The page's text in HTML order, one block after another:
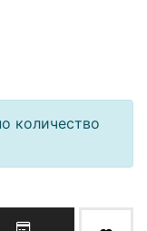
количество